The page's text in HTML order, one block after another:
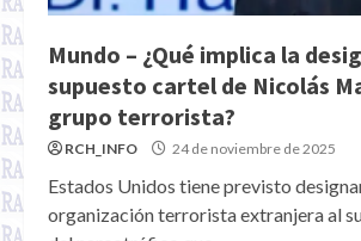
Mundo – ¿Qué implica la
supuesto cartel de Nicolás
grupo terrorista?
RCH_INFO 24 de noviembre de 2025
Estados Unidos tiene previsto
organización terrorista extranjera al